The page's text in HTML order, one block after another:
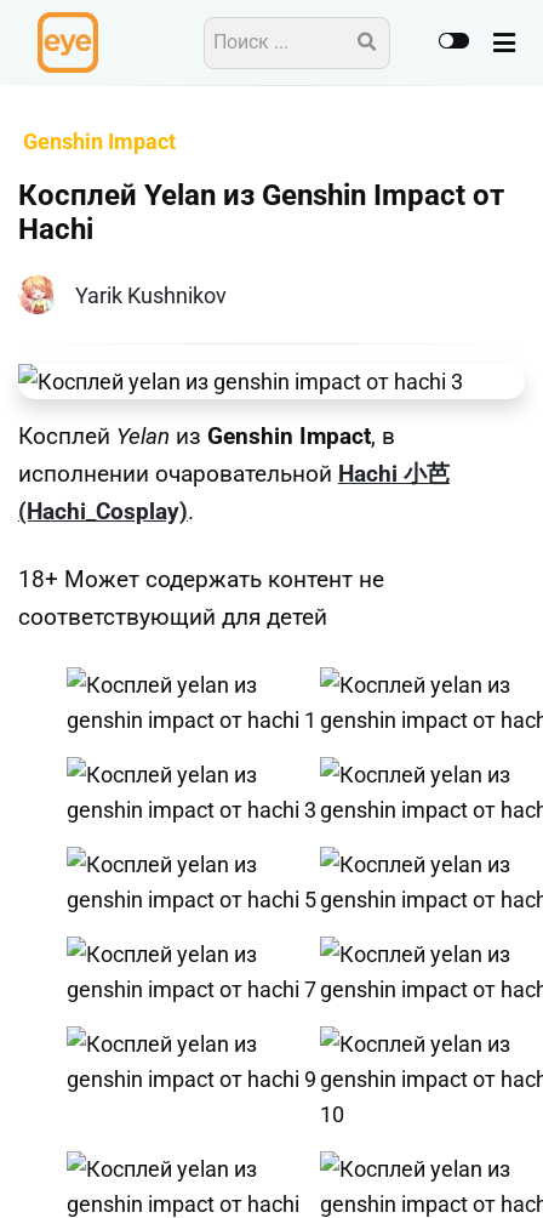
Genshin Impact
Косплей Yelan из Genshin Impact от
Hachi
Yarik Kushnikov
Косплей Yelan из Genshin Impact, в
исполнении очаровательной Hachi 小芭
(Hachi_Cosplay).
18+ Может содержать контент не
соответствующий для детей